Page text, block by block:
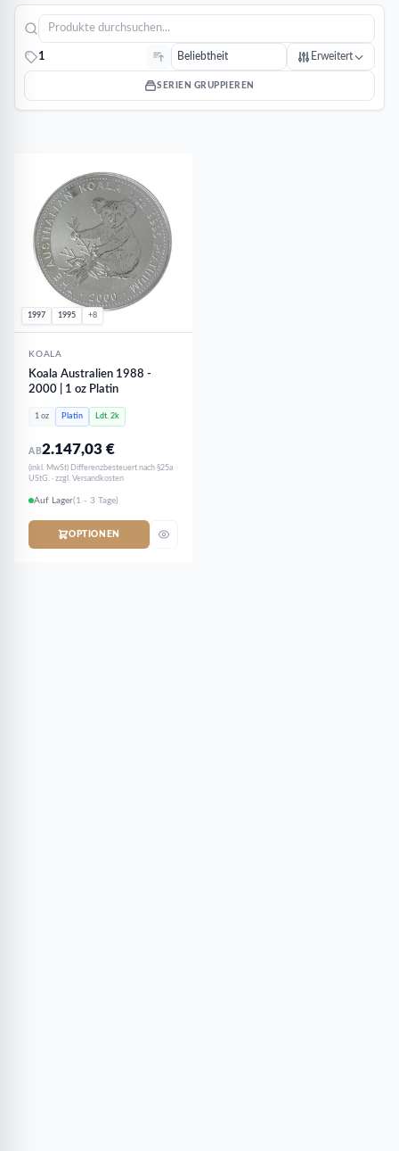
1 Erweitert
SERIEN GRUPPIEREN
1997 1995 +8
KOALA
Koala Australien 1988 -
2000 | 1 oz Platin
1 oz Platin Ldt. 2k
AB2.147,03€
(inkl. MwSt) Differenzbesteuert nach §25a
UStG. · zzgl. Versandkosten
Auf Lager(1 - 3 Tage)
OPTIONEN